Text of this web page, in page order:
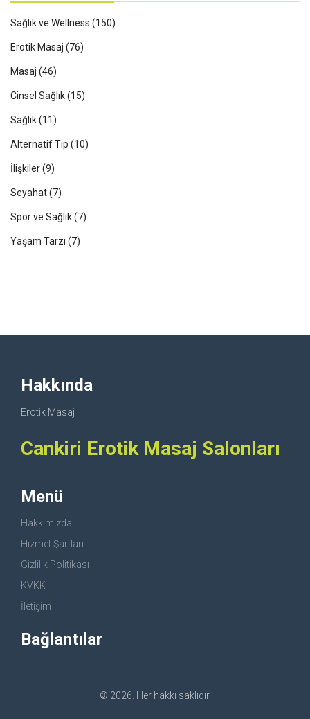
Sağlık ve Wellness (150)
Erotik Masaj (76)
Masaj (46)
Cinsel Sağlık(15)
Sağlık(11)
Alternatif Tıp (10)
İlişkiler(9)
Seyahat(7)
Spor ve Sağlık(7)
Yaşam Tarzı (7)
Hakkında
Erotik Masaj
Cankiri Erotik Masaj Salonları
Menü
Hakkımızda
Hizmet Şartları
Gizlilik Politikası
KVKK
İletişim
Bağlantılar
© 2026. Her hakkı saklıdır.